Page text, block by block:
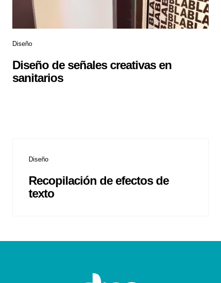
Diseño
Diseño de señales creativas en
sanitarios
Diseño
Recopilación de efectos de
texto